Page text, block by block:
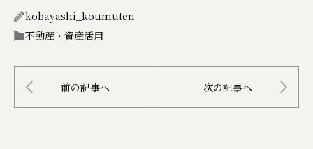
kobayashi_koumuten
不動産・資産活用
前の記事へ 次の記事へ